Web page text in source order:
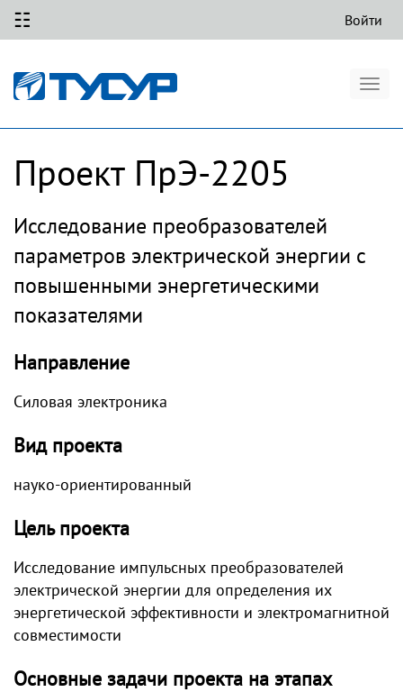
☷ Войти
Проект ПрЭ-2205
Исследование преобразователей
параметров электрической энергии с
повышенными энергетическими
показателями
Направление
Силовая электроника
Вид проекта
науко-ориентированный
Цель проекта
Исследование импульсных преобразователей
электрической энергии для определения их
энергетической эффективности и электромагнитной
совместимости
Основные задачи проекта на этапах